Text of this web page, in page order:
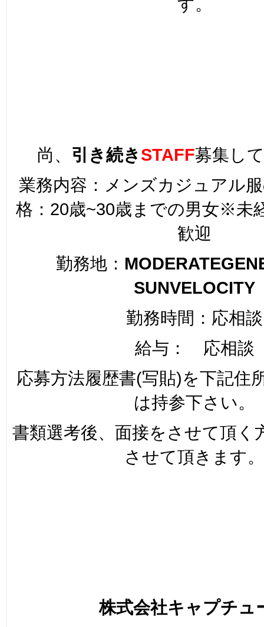
尚、 引き続きSTAFF募集し
業務内容：メンズカジュアル
格：20歳~30歳までの男女※未
歓迎
勤務地：
SUNVELOCITY
勤務時間：応相談
給与： 応相談
応募方法履歴書(写貼)を下記住
は持参下さい。
書類選考後、面接をさせて頂く
させて頂きます。
株式会社キャプチュ